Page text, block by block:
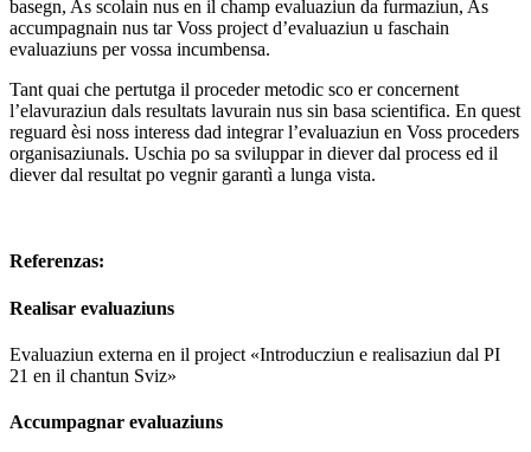
basegn, As scolain nus en il champ evaluaziun da furmaziun, As
accumpagnain nus tar Voss project d’evaluaziun u faschain
evaluaziuns per vossa incumbensa.
Tant quai che pertutga il proceder metodic sco er concernent
l’elavuraziun dals resultats lavurain nus sin basa scientifica. En quest
reguard èsi noss interess dad integrar l’evaluaziun en Voss proceders
organisaziunals. Uschia po sa sviluppar in diever dal process ed il
diever dal resultat po vegnir garantì a lunga vista.
Referenzas:
Realisar evaluaziuns
Evaluaziun externa en il project «Introducziun e realisaziun dal PI
21 en il chantun Sviz»
Accumpagnar evaluaziuns